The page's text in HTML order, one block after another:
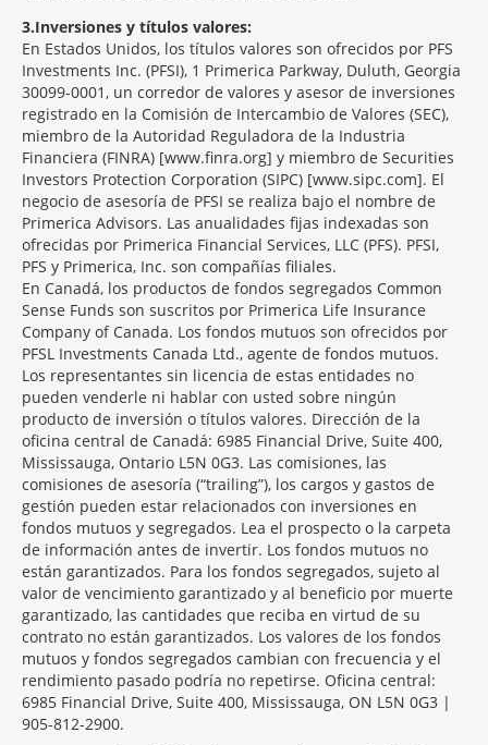
3 Inversiones y títulos valores:
En Estados Unidos, los títulos valores son ofrecidos por PFS
Investments Inc. (PFSI), 1 Primerica Parkway, Duluth, Georgia
30099-0001, un corredor de valores y asesor de inversiones
registrado en la Comisión de Intercambio de Valores (SEC),
miembro de la Autoridad Reguladora de la Industria
Financiera (FINRA) [www.finra.org] y miembro de Securities
Investors Protection Corporation (SIPC) [www.sipc.com]. El
negocio de asesoría de PFSI se realiza bajo el nombre de
Primerica Advisors. Las anualidades fijas indexadas son
ofrecidas por Primerica Financial Services, LLC (PFS). PFSI,
PFS y Primerica, Inc. son compañías filiales.
En Canadá, los productos de fondos segregados Common
Sense Funds son suscritos por Primerica Life Insurance
Company of Canada. Los fondos mutuos son ofrecidos por
PFSL Investments Canada Ltd., agente de fondos mutuos.
Los representantes sin licencia de estas entidades no
pueden venderle ni hablar con usted sobre ningún
producto de inversión o títulos valores. Dirección de la
oficina central de Canadá: 6985 Financial Drive, Suite 400,
Mississauga, Ontario L5N 0G3. Las comisiones, las
comisiones de asesoría (“trailing”), los cargos y gastos de
gestión pueden estar relacionados con inversiones en
fondos mutuos y segregados. Lea el prospecto o la carpeta
de información antes de invertir. Los fondos mutuos no
están garantizados. Para los fondos segregados, sujeto al
valor de vencimiento garantizado y al beneficio por muerte
garantizado, las cantidades que reciba en virtud de su
contrato no están garantizados. Los valores de los fondos
mutuos y fondos segregados cambian con frecuencia y el
rendimiento pasado podría no repetirse. Oficina central:
6985 Financial Drive, Suite 400, Mississauga, ON L5N 0G3 |
905-812-2900.